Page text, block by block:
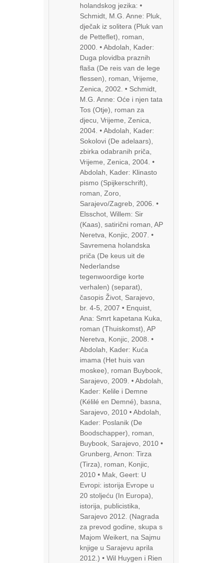
holandskog jezika: •
Schmidt, M.G. Anne: Pluk,
dječak iz solitera (Pluk van
de Petteflet), roman,
2000. • Abdolah, Kader:
Duga plovidba praznih
flaša (De reis van de lege
flessen), roman, Vrijeme,
Zenica, 2002. • Schmidt,
M.G. Anne: Oće i njen tata
Tos (Otje), roman za
djecu, Vrijeme, Zenica,
2004. • Abdolah, Kader:
Sokolovi (De adelaars),
zbirka odabranih priča,
Vrijeme, Zenica, 2004. •
Abdolah, Kader: Klinasto
pismo (Spijkerschrift),
roman, Zoro,
Sarajevo/Zagreb, 2006. •
Elsschot, Willem: Sir
(Kaas), satirični roman, AP
Neretva, Konjic, 2007. •
Savremena holandska
priča (De keus uit de
Nederlandse
tegenwoordige korte
verhalen) (separat),
časopis Život, Sarajevo,
br. 4-5, 2007 • Enquist,
Ana: Smrt kapetana Kuka,
roman (Thuiskomst), AP
Neretva, Konjic, 2008. •
Abdolah, Kader: Kuća
imama (Het huis van
moskee), roman Buybook,
Sarajevo, 2009. • Abdolah,
Kader: Kelile i Demne
(Kélilé en Demné), basna,
Sarajevo, 2010 • Abdolah,
Kader: Poslanik (De
Boodschapper), roman,
Buybook, Sarajevo, 2010 •
Grunberg, Arnon: Tirza
(Tirza), roman, Konjic,
2010 • Mak, Geert: U
Evropi: istorija Evrope u
20 stoljeću (In Europa),
istorija, publicistika,
Sarajevo 2012. (Nagrada
za prevod godine, skupa s
Majom Weikert, na Sajmu
knjige u Sarajevu aprila
2012.) • Wil Huygen i Rien